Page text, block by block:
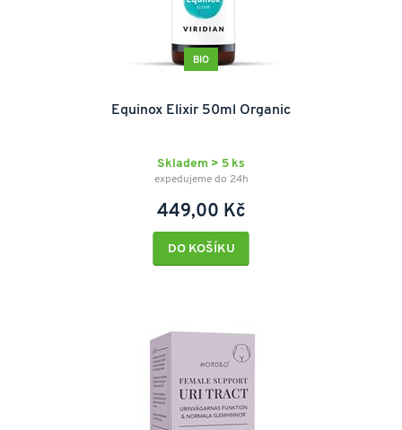
BIO
Equinox Elixir 50ml Organic
Skladem > 5 ks
expedujeme do 24h
449,00 Kč
DO KOŠÍKU